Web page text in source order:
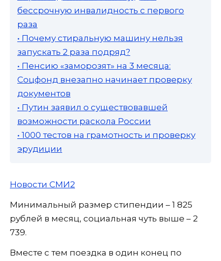
бессрочную инвалидность с первого
раза
• Почему стиральную машину нельзя
запускать 2 раза подряд?
• Пенсию «заморозят» на 3 месяца:
Соцфонд внезапно начинает проверку
документов
• Путин заявил о существовавшей
возможности раскола России
• 1000 тестов на грамотность и проверку
эрудиции
Новости СМИ2
Минимальный размер стипендии – 1 825
рублей в месяц, социальная чуть выше – 2
739.
Вместе с тем поездка в один конец по